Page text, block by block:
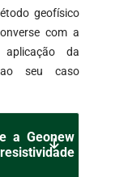
geofísico
com a
da
seu caso
a Geonew